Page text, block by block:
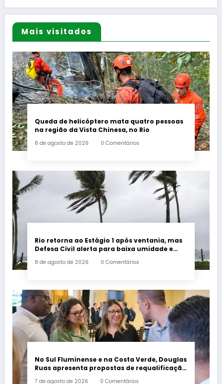
Mais visitados
Queda de helicóptero mata quatro pessoas
na região da Vista Chinesa, no Rio
8 de agosto de 2026 0 Comentários
Rio retorna ao Estágio 1 após ventania, mas
Defesa Civil alerta para baixa umidade e
8 de agosto de 2026 0 Comentários
No Sul Fluminense e na Costa Verde, Douglas
Ruas apresenta propostas de requalificação
7 de agosto de 2026 0 Comentários